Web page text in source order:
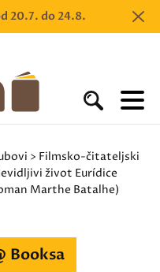
20.7. do 24.8.
> Filmsko-čitateljski
život Eurídice
Marthe Batalhe)
Booksa